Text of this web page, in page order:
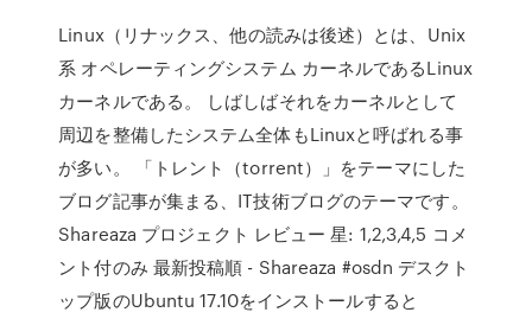
Linux（リナックス、他の読みは後述）とは、Unix
系 オペレーティングシステム カーネルであるLinux
カーネルである。 しばしばそれをカーネルとして
周辺を整備したシステム全体もLinuxと呼ばれる事
が多い。 「トレント（torrent）」をテーマにした
ブログ記事が集まる、IT技術ブログのテーマです。
Shareaza プロジェクト レビュー 星: 1,2,3,4,5 コメ
ント付のみ 最新投稿順 - Shareaza #osdn デスクト
ップ版のUbuntu 17.10をインストールすると